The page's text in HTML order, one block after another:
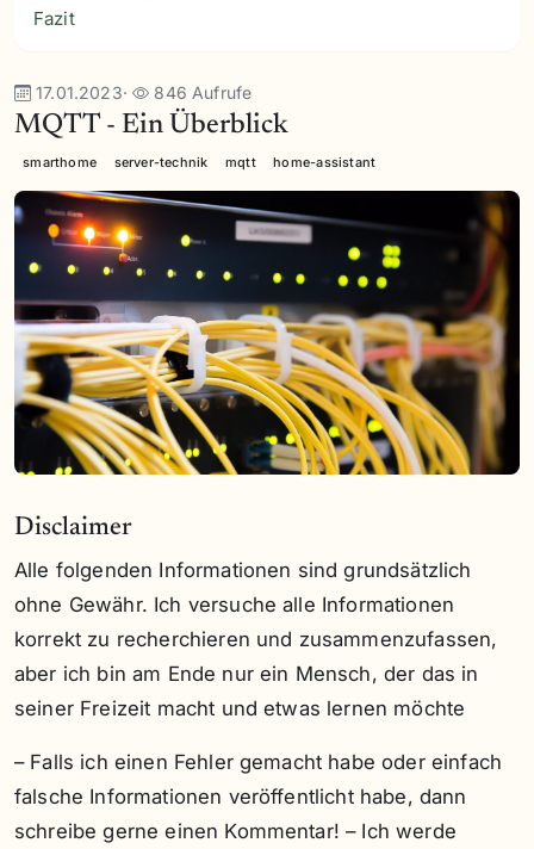
Fazit
17.01.2023· 846 Aufrufe
MQTT - Ein Überblick
smarthome server-technik mqtt home-assistant
Disclaimer
Alle folgenden Informationen sind grundsätzlich
ohne Gewähr. Ich versuche alle Informationen
korrekt zu recherchieren und zusammenzufassen,
aber ich bin am Ende nur ein Mensch, der das in
seiner Freizeit macht und etwas lernen möchte
– Falls ich einen Fehler gemacht habe oder einfach
falsche Informationen veröffentlicht habe, dann
schreibe gerne einen Kommentar! – Ich werde